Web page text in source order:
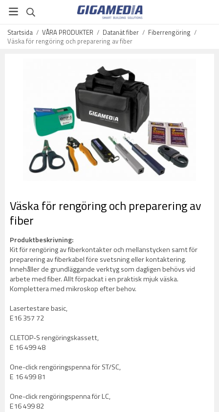
Startsida / VÅRA PRODUKTER / Datanät fiber / Fiberrengöring /
Väska för rengöring och preparering av fiber
Väska för rengöring och preparering av
fiber
Produktbeskrivning:
Kit för rengöring av fiberkontakter och mellanstycken samt för
preparering av fiberkabel före svetsning eller kontaktering.
Innehåller de grundläggande verktyg som dagligen behövs vid
arbete med fiber. Allt förpackat i en praktisk mjuk väska.
Komplettera med mikroskop efter behov.
Lasertestare basic,
E16 357 72
CLETOP-S rengöringskassett,
E 16 499 48
One-click rengöringspenna för ST/SC,
E 16 499 81
One-click rengöringspenna för LC,
E16 499 82